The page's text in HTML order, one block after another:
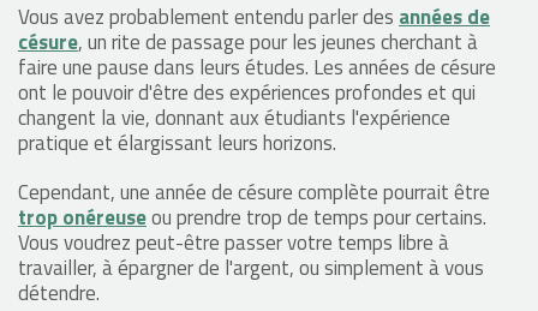
Vous avez probablement entendu parler des années de
césure, un rite de passage pour les jeunes cherchant à
faire une pause dans leurs études. Les années de césure
ont le pouvoir d'être des expériences profondes et qui
changent la vie, donnant aux étudiants l'expérience
pratique et élargissant leurs horizons.
Cependant, une année de césure complète pourrait être
trop onéreuseou prendre trop de temps pour certains.
Vous voudrez peut-être passer votre temps libre à
travailler, à épargner de l'argent, ou simplement à vous
détendre.